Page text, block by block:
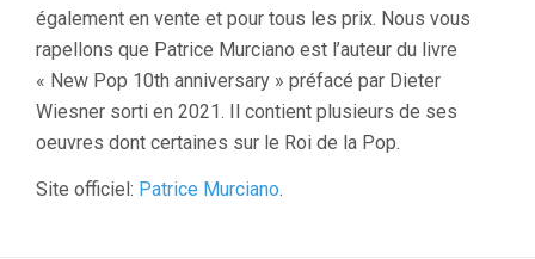
également en vente et pour tous les prix. Nous vous
rapellons que Patrice Murciano est l’auteur du livre
« New Pop 10th anniversary » préfacé par Dieter
Wiesner sorti en 2021. Il contient plusieurs de ses
oeuvres dont certaines sur le Roi de la Pop.
Site officiel: Patrice Murciano.